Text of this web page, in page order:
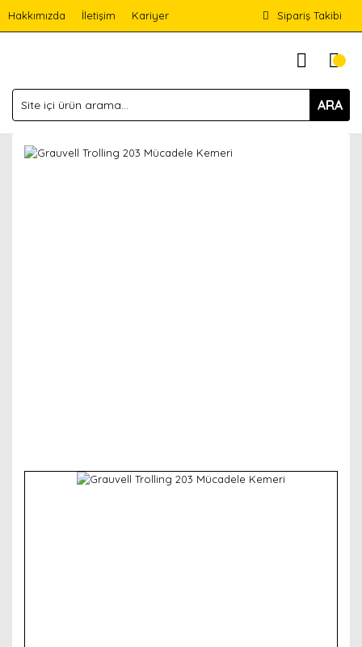
Hakkımızda İletişim Kariyer Sipariş Takibi
ARA